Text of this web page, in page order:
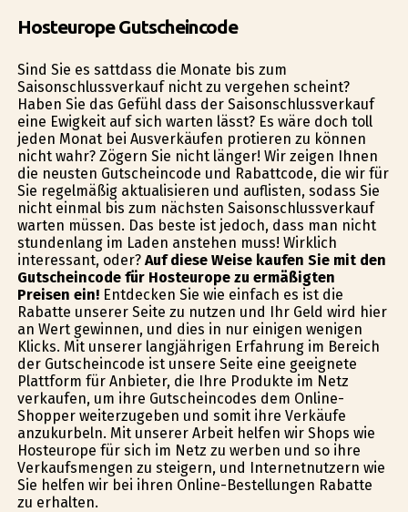
Hosteurope Gutscheincode
Sind Sie es sattdass die Monate bis zum
Saisonschlussverkauf nicht zu vergehen scheint?
Haben Sie das Gefühl dass der Saisonschlussverkauf
eine Ewigkeit auf sich warten lässt? Es wäre doch toll
jeden Monat bei Ausverkäufen profitieren zu können
nicht wahr? Zögern Sie nicht länger! Wir zeigen Ihnen
die neusten Gutscheincode und Rabattcode, die wir für
Sie regelmäßig aktualisieren und auflisten, sodass Sie
nicht einmal bis zum nächsten Saisonschlussverkauf
warten müssen. Das beste ist jedoch, dass man nicht
stundenlang im Laden anstehen muss! Wirklich
interessant, oder? Auf diese Weise kaufen Sie mit den
Gutscheincode für Hosteurope zu ermäßigten
Preisen ein!Entdecken Sie wie einfach es ist die
Rabatte unserer Seite zu nutzen und Ihr Geld wird hier
an Wert gewinnen, und dies in nur einigen wenigen
Klicks. Mit unserer langjährigen Erfahrung im Bereich
der Gutscheincode ist unsere Seite eine geeignete
Plattform für Anbieter, die Ihre Produkte im Netz
verkaufen, um ihre Gutscheincodes dem Online-
Shopper weiterzugeben und somit ihre Verkäufe
anzukurbeln. Mit unserer Arbeit helfen wir Shops wie
Hosteurope für sich im Netz zu werben und so ihre
Verkaufsmengen zu steigern, und Internetnutzern wie
Sie helfen wir bei ihren Online-Bestellungen Rabatte
zu erhalten.